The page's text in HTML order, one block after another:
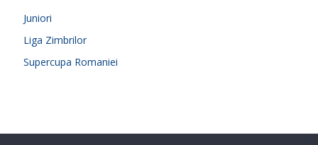
Juniori
Liga Zimbrilor
Supercupa Romaniei